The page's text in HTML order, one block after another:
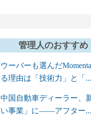
管理人のおすすめ
ウーバーも選んだ
る理由は「技術力」と「...
中国自動車ディーラー、
い事業」に――アフター...